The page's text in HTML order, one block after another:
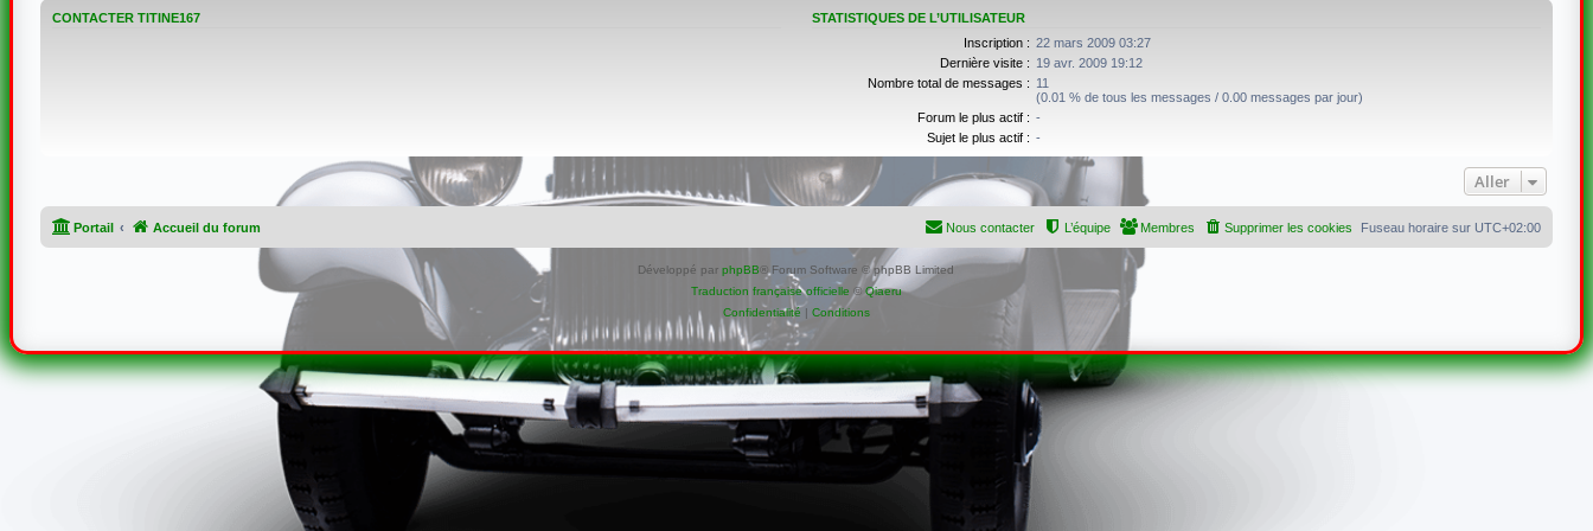
CONTACTER TITINE167
STATISTIQUES DE L’UTILISATEUR
Inscription : 22 mars 2009 03:27
Dernière visite : 19 avr. 2009 19:12
Nombre total de messages : 11
(0.01 % de tous les messages / 0.00 messages par jour)
Forum le plus actif : -
Sujet le plus actif : -
Aller
Portail Accueil du forum Fuseau horaire sur UTC+02:00
Supprimer les cookies
Membres
L’équipe
Nous contacter
Développé parphpBB® Forum Software © phpBB Limited
Traduction française officielle © Qiaeru
Confidentialité | Conditions